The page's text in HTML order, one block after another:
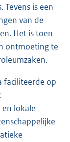
Tevens is een
van de
Het is toen
ontmoeting te
faciliteerde op
lokale